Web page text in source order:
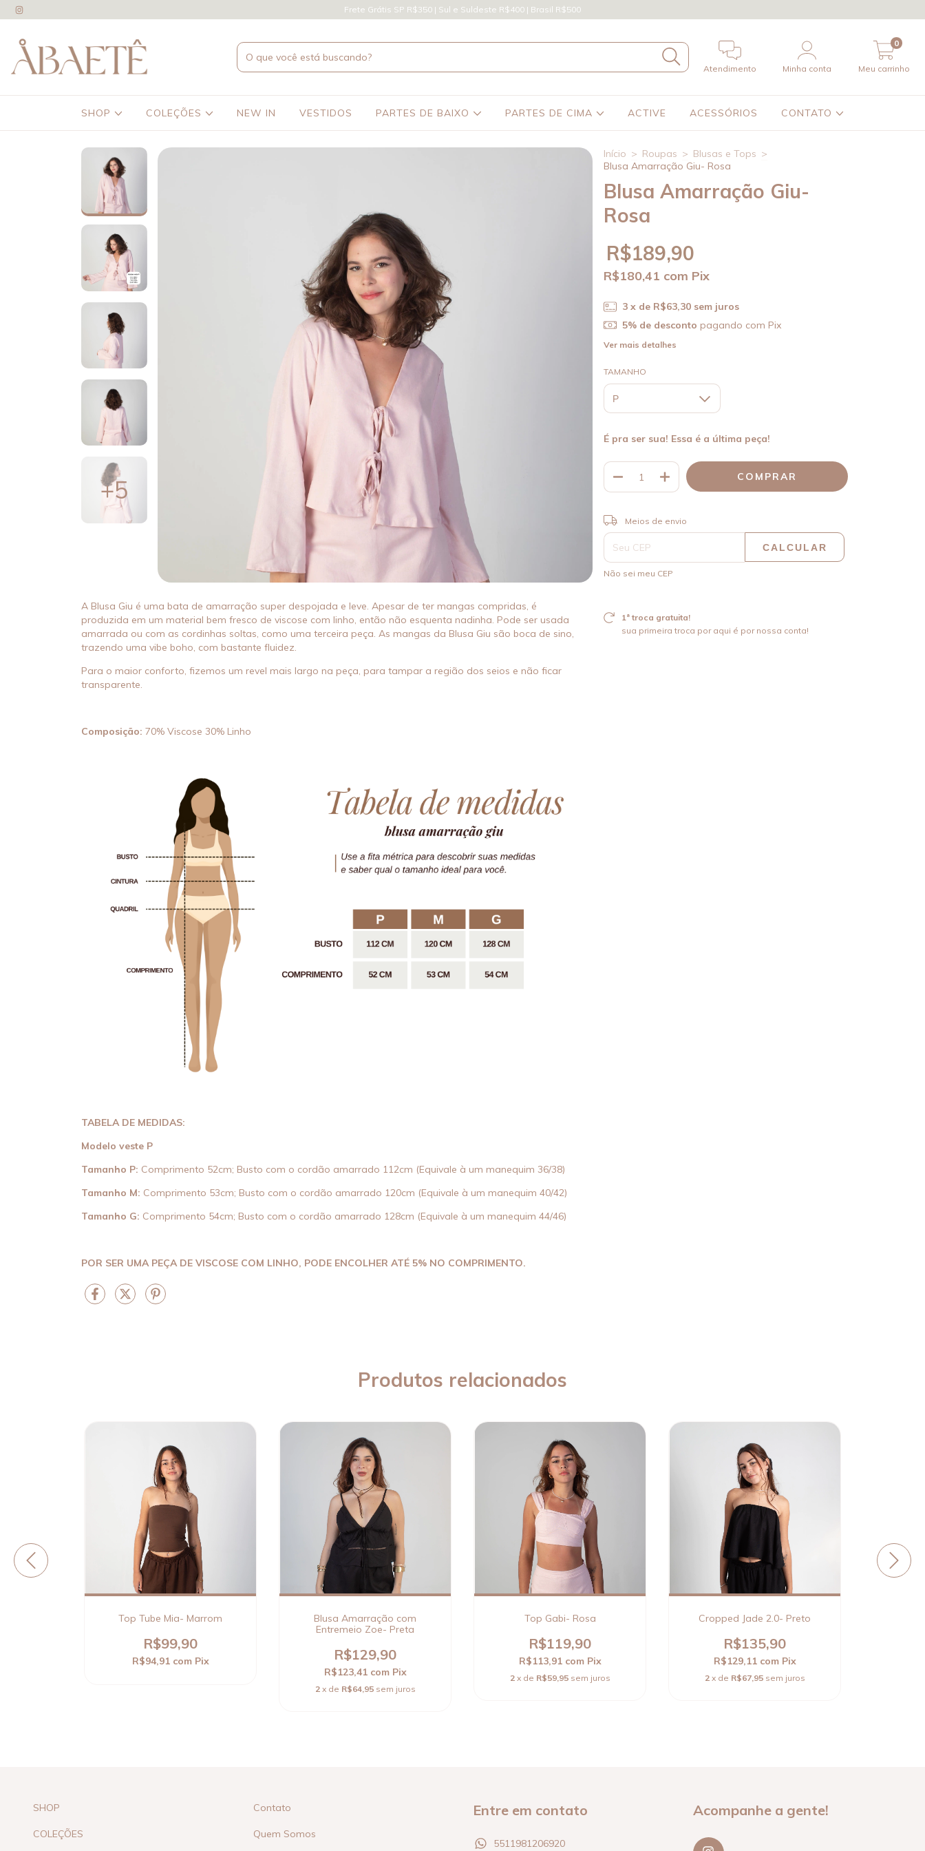
Frete Grátis SP R$350 | Sul e Suldeste R$400 | Brasil R$500
Atendimento Minha conta Meu carrinho
0
SHOP COLEÇÕES NEW IN VESTIDOS PARTES DE BAIXO PARTES DE CIMA ACTIVE ACESSÓRIOS CONTATO
+5
A Blusa Giu é uma bata de amarração super despojada e leve. Apesar de ter mangas compridas, é
produzida em um material bem fresco de viscose com linho, então não esquenta nadinha. Pode ser usada
amarrada ou com as cordinhas soltas, como uma terceira peça. As mangas da Blusa Giu são boca de sino,
trazendo uma vibe boho, com bastante fluidez.
Para o maior conforto, fizemos um revel mais largo na peça, para tampar a região dos seios e não ficar
transparente.
Composição: 70% Viscose 30% Linho
TABELA DE MEDIDAS:
Modelo veste P
Tamanho P: Comprimento 52cm; Busto com o cordão amarrado 112cm (Equivale à um manequim 36/38)
Tamanho M: Comprimento 53cm; Busto com o cordão amarrado 120cm (Equivale à um manequim 40/42)
Tamanho G: Comprimento 54cm; Busto com o cordão amarrado 128cm (Equivale à um manequim 44/46)
POR SER UMA PEÇA DE VISCOSE COM LINHO, PODE ENCOLHER ATÉ 5% NO COMPRIMENTO.
Início > Roupas > Blusas e Tops >
Blusa Amarração Giu- Rosa
Blusa Amarração Giu-
Rosa
R$189,90
R$180,41 com Pix
3 x de R$63,30 sem juros
5% de desconto pagando com Pix
Ver mais detalhes
TAMANHO
É pra ser sua! Essa é a última peça!
Entregas para o CEP:
Meios de envio
CALCULAR
Não sei meu CEP
1ª troca gratuita!
sua primeira troca por aqui é por nossa conta!
Produtos relacionados
Top Tube Mia- Marrom
R$99,90
R$94,91 com Pix
Blusa Amarração com
Entremeio Zoe- Preta
R$129,90
R$123,41 com Pix
2 x de R$64,95 sem juros
Top Gabi- Rosa
R$119,90
R$113,91 com Pix
2 x de R$59,95 sem juros
Cropped Jade 2.0- Preto
R$135,90
R$129,11 com Pix
2 x de R$67,95 sem juros
SHOP
COLEÇÕES
Contato
Quem Somos
Entre em contato
5511981206920
Acompanhe a gente!